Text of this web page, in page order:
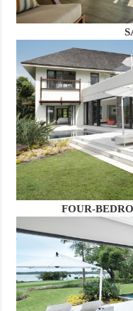
FOUR-